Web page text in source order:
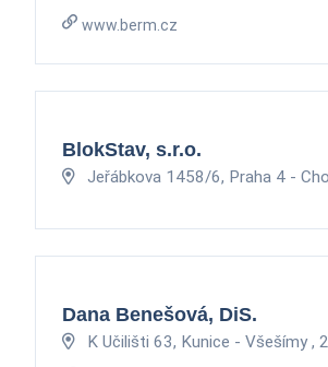
www.berm.cz
BlokStav, s.r.o.
Jeřábkova 1458/6, Praha 4 -
Dana Benešová, DiS.
K Učilišti 63, Kunice - Všešímy ,